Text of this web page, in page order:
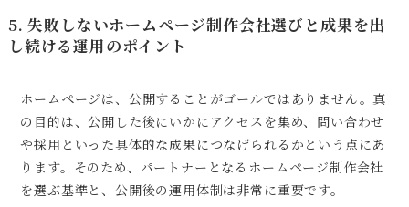
5. 失敗しないホームページ制作会社選びと成果を出
し続ける運用のポイント
ホームページは、公開することがゴールではありません。真
の目的は、公開した後にいかにアクセスを集め、問い合わせ
や採用といった具体的な成果につなげられるかという点にあ
ります。そのため、パートナーとなるホームページ制作会社
を選ぶ基準と、公開後の運用体制は非常に重要です。